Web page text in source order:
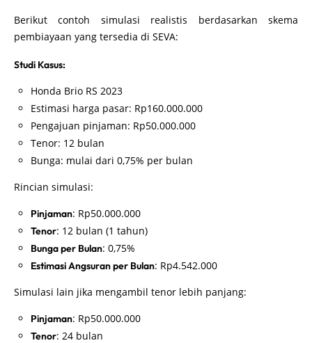
Berikut contoh simulasi realistis berdasarkan skema
pembiayaan yang tersedia di SEVA:
Studi Kasus:
Honda Brio RS 2023
Estimasi harga pasar: Rp160.000.000
Pengajuan pinjaman: Rp50.000.000
Tenor: 12 bulan
Bunga: mulai dari 0,75% per bulan
Rincian simulasi:
Pinjaman: Rp50.000.000
Tenor: 12 bulan (1 tahun)
Bunga per Bulan: 0,75%
Estimasi Angsuran per Bulan: Rp4.542.000
Simulasi lain jika mengambil tenor lebih panjang:
Pinjaman: Rp50.000.000
Tenor: 24 bulan